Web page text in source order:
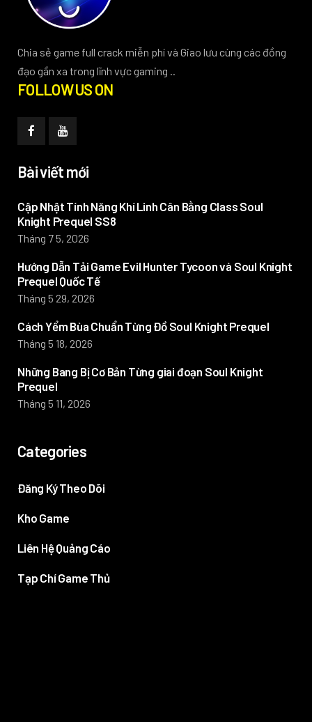
Chia sẻ game full crack miễn phí và Giao lưu cùng các đồng
đạo gần xa trong lĩnh vực gaming ..
FOLLOW US ON
Bài viết mới
Cập Nhật Tính Năng Khí Linh Cân Bằng Class Soul
Knight Prequel SS8
Tháng 7 5, 2026
Hướng Dẫn Tải Game Evil Hunter Tycoon và Soul Knight
Prequel Quốc Tế
Tháng 5 29, 2026
Cách Yểm Bùa Chuẩn Từng Đồ Soul Knight Prequel
Tháng 5 18, 2026
Những Bang Bị Cơ Bản Từng giai đoạn Soul Knight
Prequel
Tháng 5 11, 2026
Categories
Đăng Ký Theo Dõi
Kho Game
Liên Hệ Quảng Cáo
Tạp Chí Game Thủ